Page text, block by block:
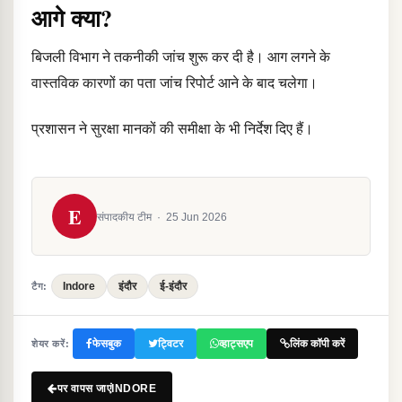
आगे क्या?
बिजली विभाग ने तकनीकी जांच शुरू कर दी है। आग लगने के
वास्तविक कारणों का पता जांच रिपोर्ट आने के बाद चलेगा।
प्रशासन ने सुरक्षा मानकों की समीक्षा के भी निर्देश दिए हैं।
E संपादकीय टीम · 25 Jun 2026
टैग: Indore इंदौर ई-इंदौर
शेयर करें: फेसबुक ट्विटर व्हाट्सएप लिंक कॉपी करें
पर वापस जाएंINDORE